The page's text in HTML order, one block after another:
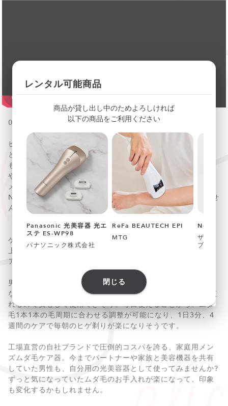
010148
ヒゲ剃りで肌を傷めてしまったり、濃い体毛で悩んでいたり
と、毎日のムダ毛のお手入れに手間がかかるのは、女性より
も男性のほうかもしれませんね。そんなときに、男性のヒゲ
や太い毛に対応できる家庭用ムダ毛ケア器があったら……。
メンズ脱毛が気になりだしたら、自宅でセルフケアができる
Notime（ノータイム）の「アイスダンディ」を試してみませ
んか？
「男性も使える」美容機器ではなく、男性用の機器なのでヒ
ゲはもちろん毛の多い箇所や、全身のムダ毛に対応。ワキや
上半身、ひじ下、ひざ下、手足の指など、気になる部分のケ
アにも使えますよ。
男性の濃いヒゲに特化して開発されたハイパワー照射であり
ながら、照射部分を冷却するICE技術で痛みを最小限にしてく
れるので安心して使用できそう。毎日使えることから、ムダ
毛1本1本の毛周期に合わせる調整が可能になり、1日3分、4
週間のケアで毎朝のヒゲ剃りが楽になりそうです。
工場直営の自社ブランドで圧倒的コスパを誇る、家庭用メン
ズムダ毛ケア器。今までパートナーや家族と美容機器を共有
していた男性も、自分用の光美容器として使ってみませんか?
ずっと気になっていたムダ毛のお手入れが楽になって、印象
も変化するかもしれません。
レンタル可能商品
商品が貸し出し中のためよろしければ
以下の商品をご利用ください
Panasonic 光美容器 光エ
ステ ES-WP98
パナソニック株式会社
ReFa BEAUTECH EPI
MTG
Notime
ザ・マー
ブ・ファ
閉じる